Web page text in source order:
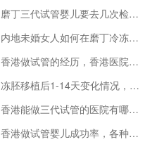
丁三代试管婴儿要去几次检查？
地未婚女人如何在磨丁冷冻卵子？
做试管的经历，香港医院的对比和选择标
移植后1-14天变化情况，根据图片可
能做三代试管的医院有哪些？附成功率最
做试管婴儿成功率，各种关键因素的深度